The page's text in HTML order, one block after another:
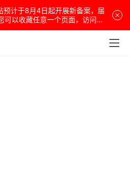
预计于8月4日起开展新备案，届
可以收藏任意一个页面，访问网
站！